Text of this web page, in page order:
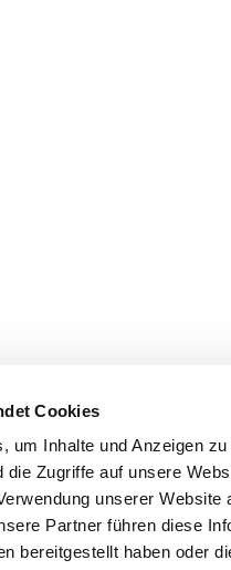
Cookies
um Inhalte und Anzeigen
die Zugriffe auf unsere
unserer
Partner führen diese
bereitgestellt haben oder